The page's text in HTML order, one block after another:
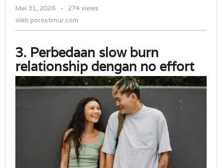
Mei 31, 2026
oleh
-
274 views
oleh porostimur.com
3. Perbedaan slow burn
relationship dengan no effort